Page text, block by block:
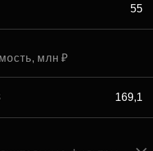
млн ₽